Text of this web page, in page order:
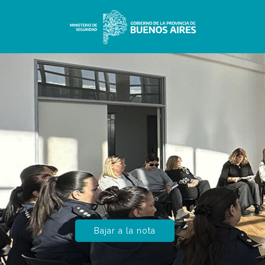
Bajar a la nota